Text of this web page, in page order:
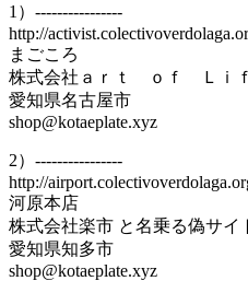
1）----------------
http://
まごころ
株式会社ａｒｔ ｏｆ Ｌｉｆ
愛知県名古屋市
shop@kotaeplate.xyz
2）----------------
http://
河原本店
株式会社楽市 と名乗る偽サイ
愛知県知多市
shop@kotaeplate.xyz